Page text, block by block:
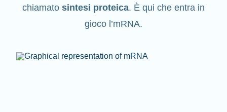
chiamato sintesi proteica. È qui che entra in
gioco l’mRNA.